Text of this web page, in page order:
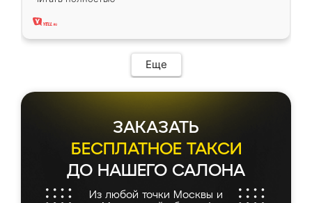
два года, нареканий нет.
Еще
ЗАКАЗАТЬ
БЕСПЛАТНОЕ ТАКСИ
ДО НАШЕГО САЛОНА
Из любой точки Москвы и